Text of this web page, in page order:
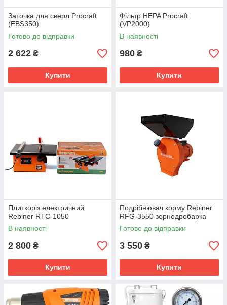
Заточка для сверл Procraft
(EBS350)
Готово до відправки
2 622 ₴
Купити
Фільтр HEPA Procraft
(VP2000)
В наявності
980 ₴
Купити
Плиткоріз електричний
Rebiner RTC-1050
В наявності
2 800 ₴
Купити
Подрібнювач корму Rebiner
RFG-3550 зернодробарка
Готово до відправки
3 550 ₴
Купити